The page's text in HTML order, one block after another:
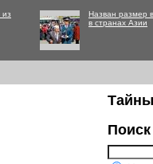
из
Назван размер
в странах Азии
Поиск